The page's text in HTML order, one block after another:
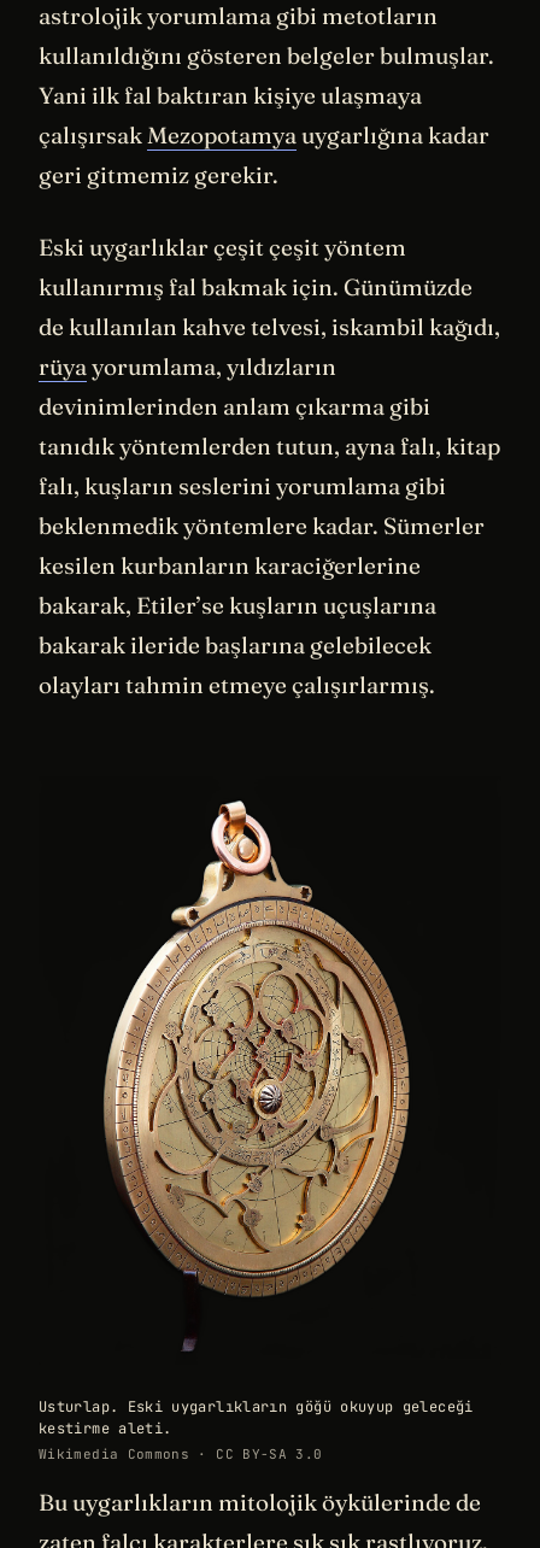
astrolojik yorumlama gibi metotların
kullanıldığını gösteren belgeler bulmuşlar.
Yani ilk fal baktıran kişiye ulaşmaya
çalışırsakMezopotamyauygarlığına kadar
geri gitmemiz gerekir.
Eski uygarlıklar çeşit çeşit yöntem
kullanırmış fal bakmak için. Günümüzde
de kullanılan kahve telvesi, iskambil kağıdı,
rüyayorumlama, yıldızların
devinimlerinden anlam çıkarma gibi
tanıdık yöntemlerden tutun, ayna falı, kitap
falı, kuşların seslerini yorumlama gibi
beklenmedik yöntemlere kadar. Sümerler
kesilen kurbanların karaciğerlerine
bakarak, Etiler’se kuşların uçuşlarına
bakarak ileride başlarına gelebilecek
olayları tahmin etmeye çalışırlarmış.
Usturlap. Eski uygarlıkların göğü okuyup geleceği
kestirme aleti.
Wikimedia Commons · CC BY-SA 3.0
Bu uygarlıkların mitolojik öykülerinde de